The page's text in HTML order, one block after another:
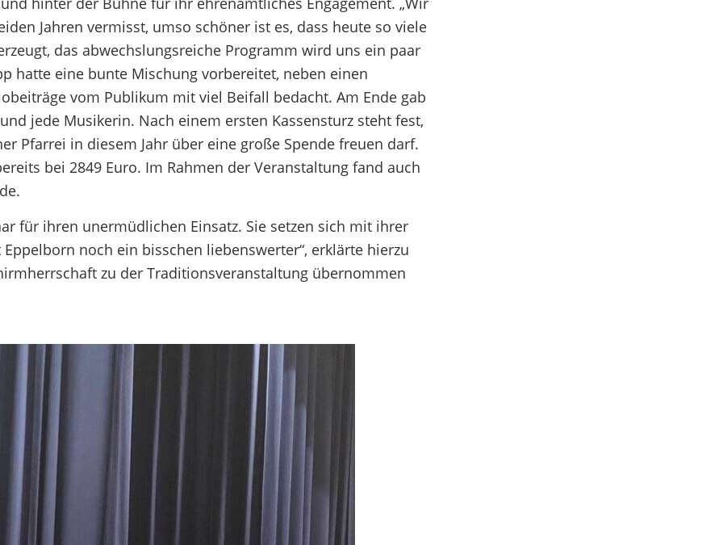
Jahren vermisst, umso schöner ist es, dass heute so viele
das abwechslungsreiche Programm wird uns ein paar
hatte eine bunte Mischung vorbereitet, neben einen
vom Publikum mit viel Beifall bedacht. Am Ende gab
jede Musikerin. Nach einem ersten Kassensturz steht fest,
Pfarrei in diesem Jahr über eine große Spende freuen darf.
bei 2849 Euro. Im Rahmen der Veranstaltung fand auch
für ihren unermüdlichen Einsatz. Sie setzen sich mit ihrer
noch ein bisschen liebenswerter“, erklärte hierzu
zu der Traditionsveranstaltung übernommen